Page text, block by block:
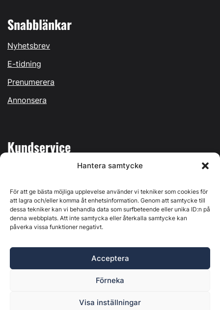
Hantera samtycke
För att ge bästa möjliga upplevelse använder vi tekniker som cookies för
att lagra och/eller komma åt enhetsinformation. Genom att samtycke till
dessa tekniker kan vi behandla data som surfbeteende eller unika ID:n på
denna webbplats. Att inte samtycka eller återkalla samtycke kan
påverka vissa funktioner negativt.
Acceptera
Förneka
Visa inställningar
Snabblänkar
Nyhetsbrev
E-tidning
Prenumerera
Annonsera
Kundservice
Kontakta oss
Östernäsvägen 1, 827 32 Ljusdal, org.nr: 556625-6425 -
Ansvarig utgivare: Henrik Ekberg. Innehållet på denna
webbplats är upphovsrättsligt skyddat. Ange källa vid citering.
Byggvärlden är en del avMarknadsdatagruppen
Policy för datahantering, integritet och cookies